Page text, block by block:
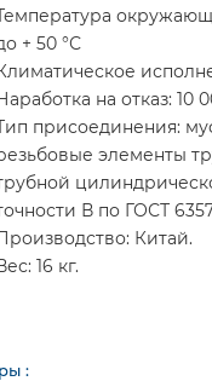
+ 50 °С
на отказ: 10
присоединения:
элементы
В по ГОСТ
Китай.
16 кг.
: